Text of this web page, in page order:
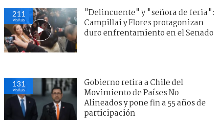
211
visitas
"Delincuente" y "señora de feria":
Campillai y Flores protagonizan
duro enfrentamiento en el Senado
131
visitas
Gobierno retira a Chile del
Movimiento de Países No
Alineados y pone fin a 55 años de
participación